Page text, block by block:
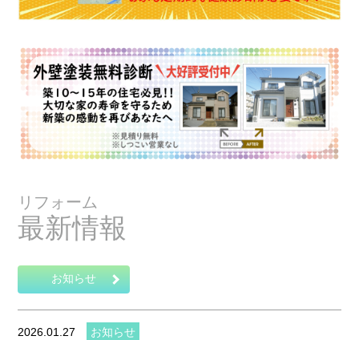
リフォーム
最新情報
お知らせ
2026.01.27
お知らせ